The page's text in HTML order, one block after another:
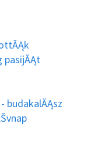
pasijĂĄt
budakalĂĄsz